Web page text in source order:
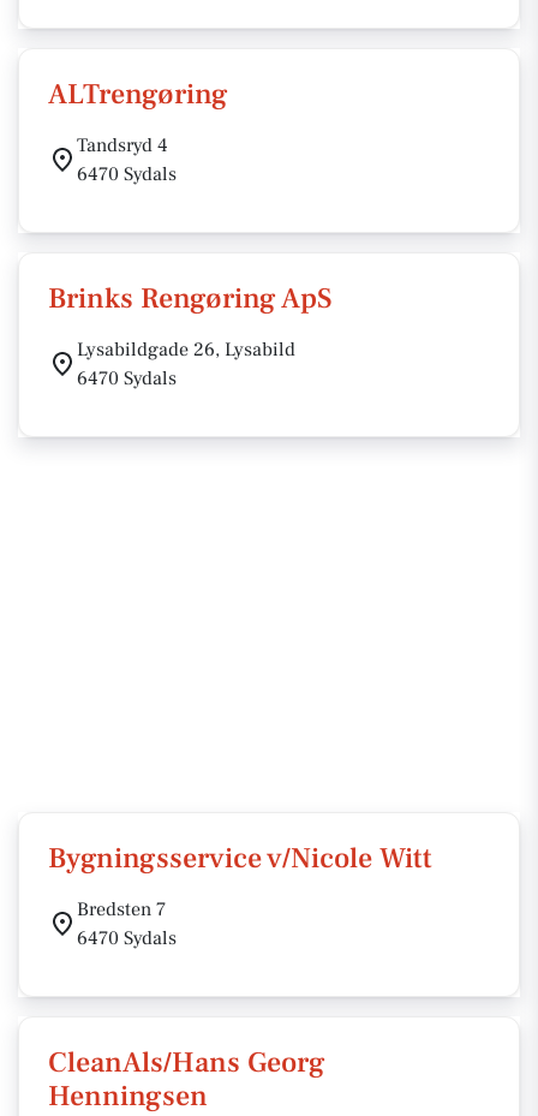
ALTrengøring
Tandsryd 4
6470 Sydals
Brinks Rengøring ApS
Lysabildgade 26, Lysabild
6470 Sydals
Bygningsservice v/Nicole Witt
Bredsten 7
6470 Sydals
CleanAls/Hans Georg
Henningsen